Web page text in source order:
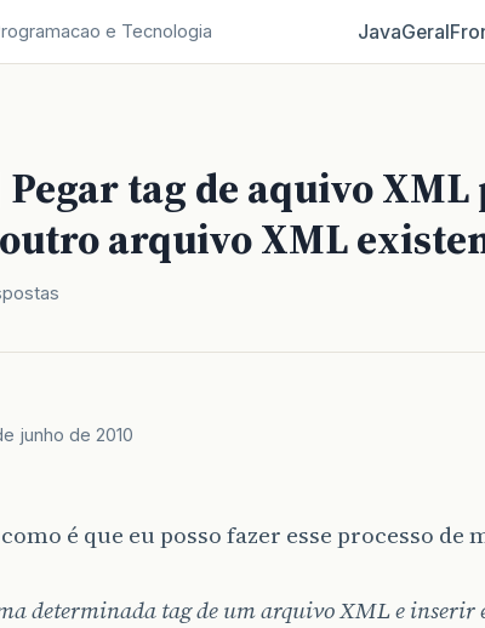
e Tecnologia JavaGeral
tag de aquivo XML
arquivo XML
junho de 2010
é que eu posso fazer esse processo de
determinada tag de um arquivo XML e inserir